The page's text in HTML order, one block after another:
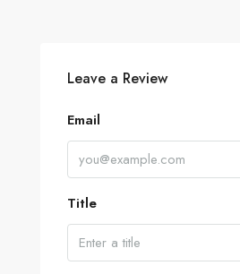
Leave a Review
Email
Title